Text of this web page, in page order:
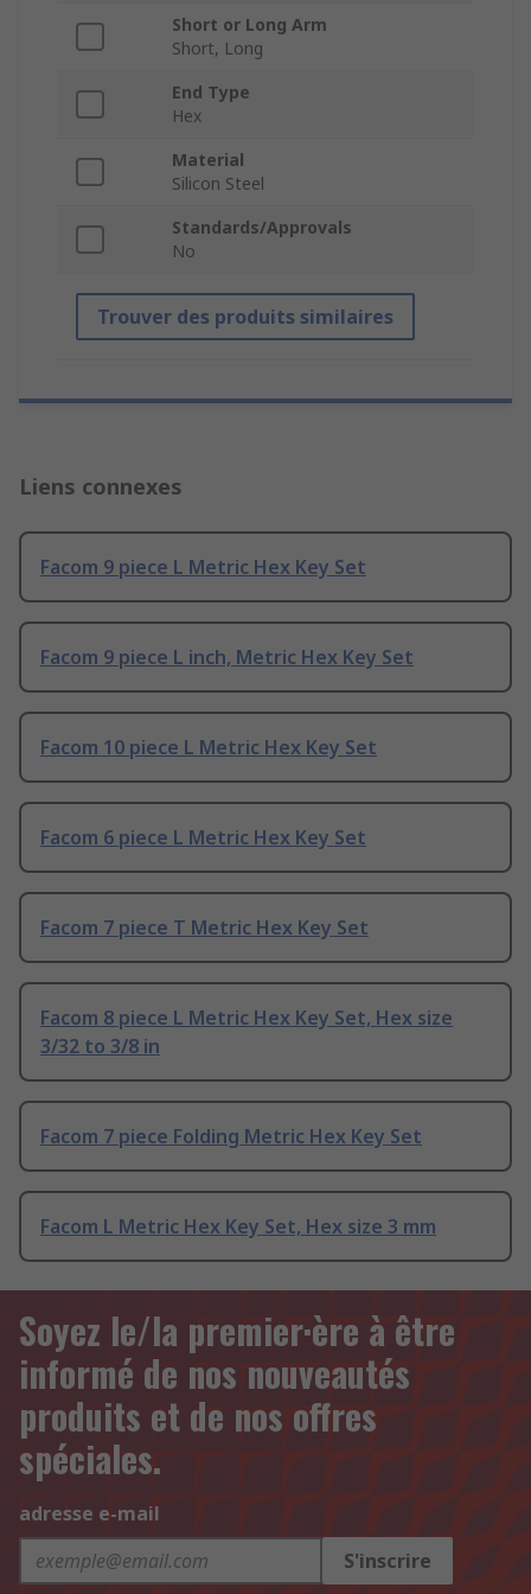
Short or Long Arm
Short, Long
End Type
Hex
Material
Silicon Steel
Standards/Approvals
No
Trouver des produits similaires
Liens connexes
Facom 9 piece L Metric Hex Key Set
Facom 9 piece L inch, Metric Hex Key Set
Facom 10 piece L Metric Hex Key Set
Facom 6 piece L Metric Hex Key Set
Facom 7 piece T Metric Hex Key Set
Facom 8 piece L Metric Hex Key Set, Hex size
3/32 to 3/8 in
Facom 7 piece Folding Metric Hex Key Set
Facom L Metric Hex Key Set, Hex size 3 mm
Soyez le/la premier·ère à être
informé de nos nouveautés
produits et de nos offres
spéciales.
adresse e-mail
S'inscrire